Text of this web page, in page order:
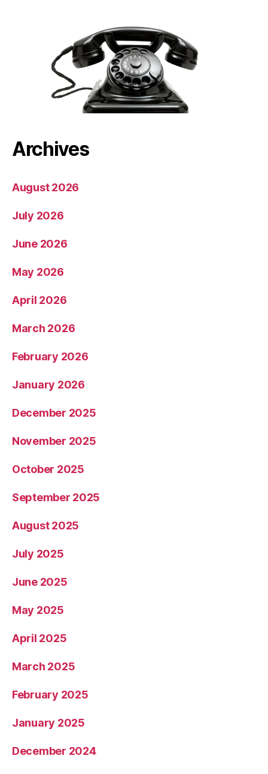
Archives
August 2026
July 2026
June 2026
May 2026
April 2026
March 2026
February 2026
January 2026
December 2025
November 2025
October 2025
September 2025
August 2025
July 2025
June 2025
May 2025
April 2025
March 2025
February 2025
January 2025
December 2024